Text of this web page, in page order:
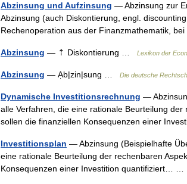
Abzinsung und Aufzinsung — Abzinsung zur
Abzinsung (auch Diskontierung, engl.
Rechenoperation aus der Finanzmathematik,
Abzinsung — ⇡ Diskontierung … Lexikon der
Abzinsung — Ạb|zin|sung … Die deutsche
Dynamische Investitionsrechnung —
alle Verfahren, die eine rationale Beurteilung
sollen die finanziellen Konsequenzen einer
Investitionsplan — Abzinsung (Beispielhafte
eine rationale Beurteilung der rechenbaren
Konsequenzen einer Investition quantifiziert… …